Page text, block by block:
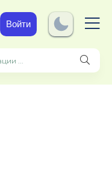
Войти